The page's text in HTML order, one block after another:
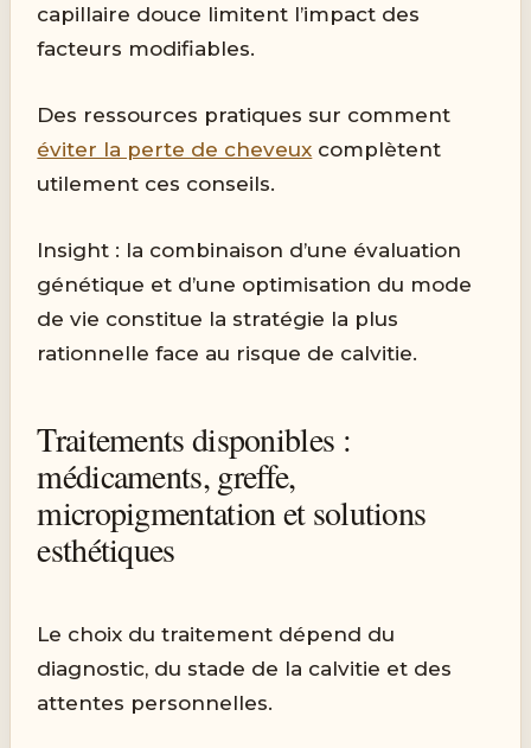
capillaire douce limitent l’impact des
facteurs modifiables.
Des ressources pratiques sur comment
éviter la perte de cheveux complètent
utilement ces conseils.
Insight : la combinaison d’une évaluation
génétique et d’une optimisation du mode
de vie constitue la stratégie la plus
rationnelle face au risque de calvitie.
Traitements disponibles :
médicaments, greffe,
micropigmentation et solutions
esthétiques
Le choix du traitement dépend du
diagnostic, du stade de la calvitie et des
attentes personnelles.